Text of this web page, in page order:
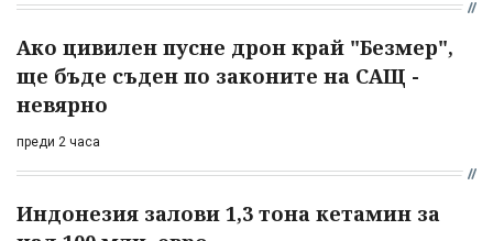
Ако цивилен пусне дрон край "Безмер",
ще бъде съден по законите на САЩ -
невярно
преди 2 часа
Индонезия залови 1,3 тона кетамин за